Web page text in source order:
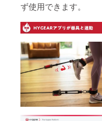
ず使用できます。